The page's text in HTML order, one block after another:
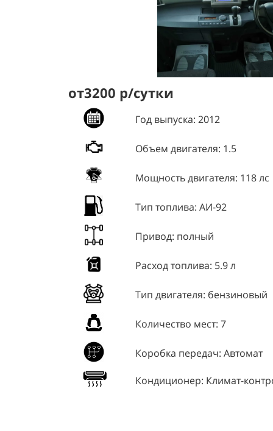
от3200 р/сутки
Год выпуска: 2012
Объем двигателя: 1.5
Мощность двигателя: 118 лс
Тип топлива: АИ-92
Привод: полный
Расход топлива: 5.9 л
Тип двигателя: бензиновый
Количество мест: 7
Коробка передач: Автомат
Кондиционер: Климат-